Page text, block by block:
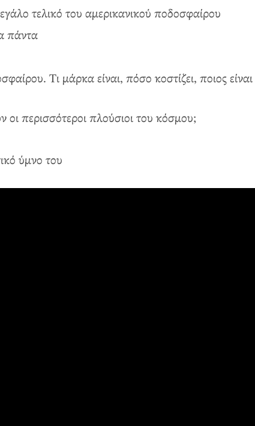
τελικό του αμερικανικού ποδοσφαίρου
πάντα
Τι μάρκα είναι, πόσο κοστίζει, ποιος
περισσότεροι πλούσιοι του κόσμου;
ύμνο του